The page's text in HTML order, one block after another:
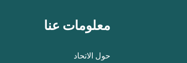
معلومات عنا
حول الاتحاد